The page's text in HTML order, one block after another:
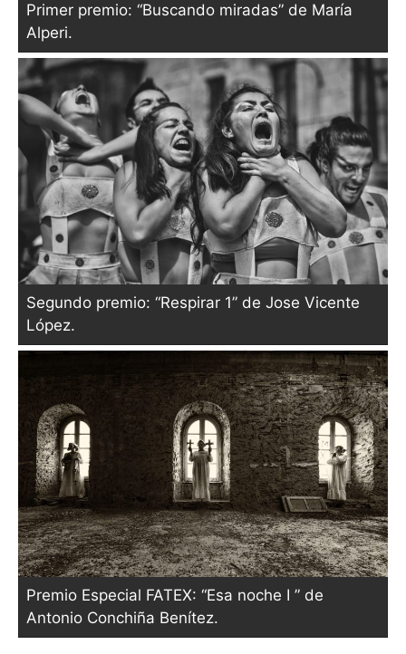
Primer premio: “Buscando miradas” de María
Alperi.
Segundo premio: “Respirar 1” de Jose Vicente
López.
Premio Especial FATEX: “Esa noche I ” de
Antonio Conchiña Benítez.